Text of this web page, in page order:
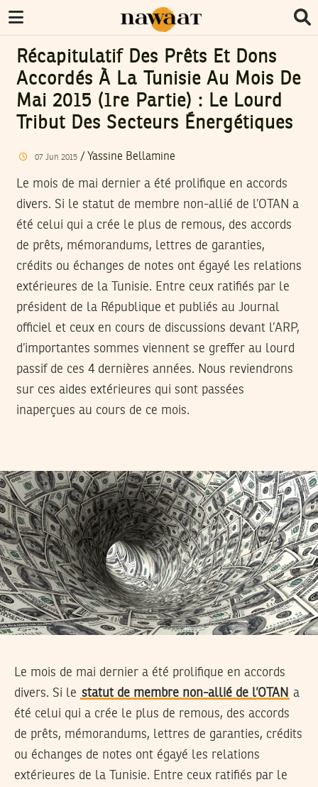
Récapitulatif Des Prêts Et Dons
Accordés À La Tunisie Au Mois De
Mai 2015 (1re Partie) : Le Lourd
Tribut Des Secteurs Énergétiques
07 Jun 2015/ Yassine Bellamine
Le mois de mai dernier a été prolifique en accords
divers. Si le statut de membre non-allié de l’OTAN a
été celui qui a crée le plus de remous, des accords
de prêts, mémorandums, lettres de garanties,
crédits ou échanges de notes ont égayé les relations
extérieures de la Tunisie. Entre ceux ratifiés par le
président de la République et publiés au Journal
officiel et ceux en cours de discussions devant l’ARP,
d’importantes sommes viennent se greffer au lourd
passif de ces 4 dernières années. Nous reviendrons
sur ces aides extérieures qui sont passées
inaperçues au cours de ce mois.
Le mois de mai dernier a été prolifique en accords
divers. Si le statut de membre non-allié de l’OTAN a
été celui qui a crée le plus de remous, des accords
de prêts, mémorandums, lettres de garanties, crédits
ou échanges de notes ont égayé les relations
extérieures de la Tunisie. Entre ceux ratifiés par le